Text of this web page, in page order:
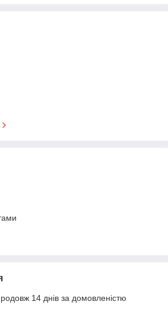
14 днів за домовленістю